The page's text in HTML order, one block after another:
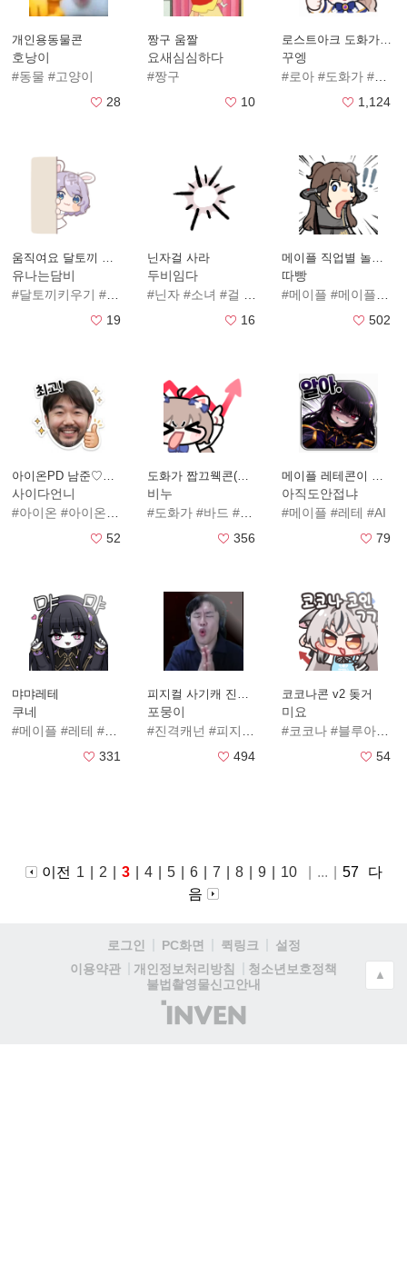
개인용동물콘
호낭이
#동물 #고양이
28
짱구 움짤
요새심심하다
#짱구
10
로스트아크 도화가 인장콘
꾸엥
#로아 #도화가 #인장
1,124
움직여요 달토끼 키우기콘
유나는담비
#달토끼키우기 #린 #니아 #미호 #실라 #유나
19
닌자걸 사라
두비임다
#닌자 #소녀 #걸 #사라
16
메이플 직업별 놀람콘
따빵
#메이플 #메이플스토리
502
아이온PD 남준♡인섭
사이다언니
#아이온 #아이온2 #아이온PD #남준 #인섭 #남준이형 #인섭이형 #주
52
도화가 짭끄웩콘(추가중)
비누
#도화가 #바드 #로스트아크
356
메이플 레테콘이 쓰고싶어요
아직도안접냐
#메이플 #레테 #AI
79
먀먀레테
쿠네
#메이플 #레테 #메이플스토리
331
피지컬 사기캐 진격캐넌
포뭉이
#진격캐넌 #피지컬 #생태계교란종 #노캠을
494
코코나콘 v2 돚거
미요
#코코나 #블루아카
54
이전 1 2 3 4 5 6 7 8 9 10 ... 57
다
음
로그인 PC화면 퀵링크
설정
이용약관
개인정보처리방침
청소년보호정책
불법촬영물신고안내
(주)
인
▲